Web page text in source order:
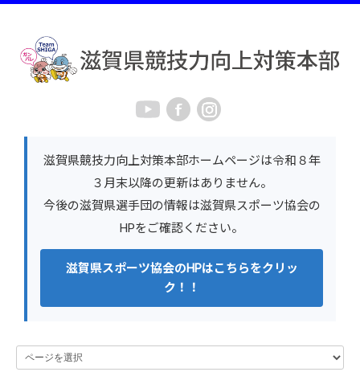
滋賀県競技力向上対策本部ホームページは令和８年
３月末以降の更新はありません。
今後の滋賀県選手団の情報は滋賀県スポーツ協会の
HPをご確認ください。
滋賀県スポーツ協会のHPはこちらをクリッ
ク！！